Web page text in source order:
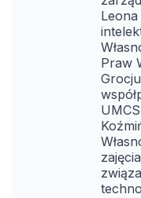
Praw